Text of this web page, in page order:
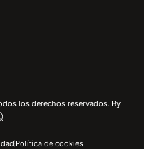
los derechos reservados. By
Política de cookies